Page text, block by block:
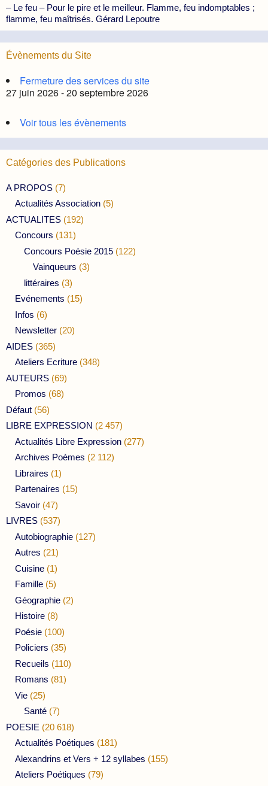
– Le feu – Pour le pire et le meilleur. Flamme, feu indomptables ;
flamme, feu maîtrisés. Gérard Lepoutre
Évènements du Site
Fermeture des services du site
27 juin 2026 - 20 septembre 2026
Voir tous les évènements
Catégories des Publications
A PROPOS (7)
Actualités Association (5)
ACTUALITES (192)
Concours (131)
Concours Poésie 2015 (122)
Vainqueurs (3)
littéraires (3)
Evénements (15)
Infos (6)
Newsletter (20)
AIDES (365)
Ateliers Ecriture (348)
AUTEURS (69)
Promos (68)
Défaut (56)
LIBRE EXPRESSION (2 457)
Actualités Libre Expression (277)
Archives Poèmes (2 112)
Libraires (1)
Partenaires (15)
Savoir (47)
LIVRES (537)
Autobiographie (127)
Autres (21)
Cuisine (1)
Famille (5)
Géographie (2)
Histoire (8)
Poésie (100)
Policiers (35)
Recueils (110)
Romans (81)
Vie (25)
Santé (7)
POESIE (20 618)
Actualités Poétiques (181)
Alexandrins et Vers + 12 syllabes (155)
Ateliers Poétiques (79)